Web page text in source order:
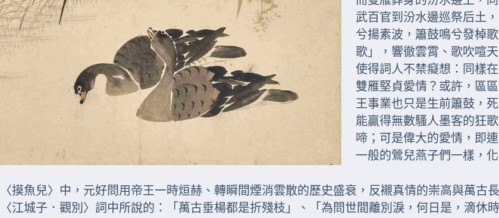
武百官到汾水邊巡祭后土
兮揚素波，簫鼓鳴兮發棹
歌」，響徹雲霄、歌吹喧
使得詞人不禁癡想：同樣
雙雁堅貞愛情？或許，區
王事業也只是生前簫鼓，
能贏得無數騷人墨客的狂
啼；可是偉大的愛情，即
一般的鶯兒燕子們一樣，
〈摸魚兒〉中，元好問用帝王一時烜赫、轉瞬間煙消雲散的歷史盛衰，反襯真情的崇高與萬
〈江城子．觀別 〉詞中所說的：「萬古垂楊都是折殘枝」、「為問世間離別淚，何日是，滴休